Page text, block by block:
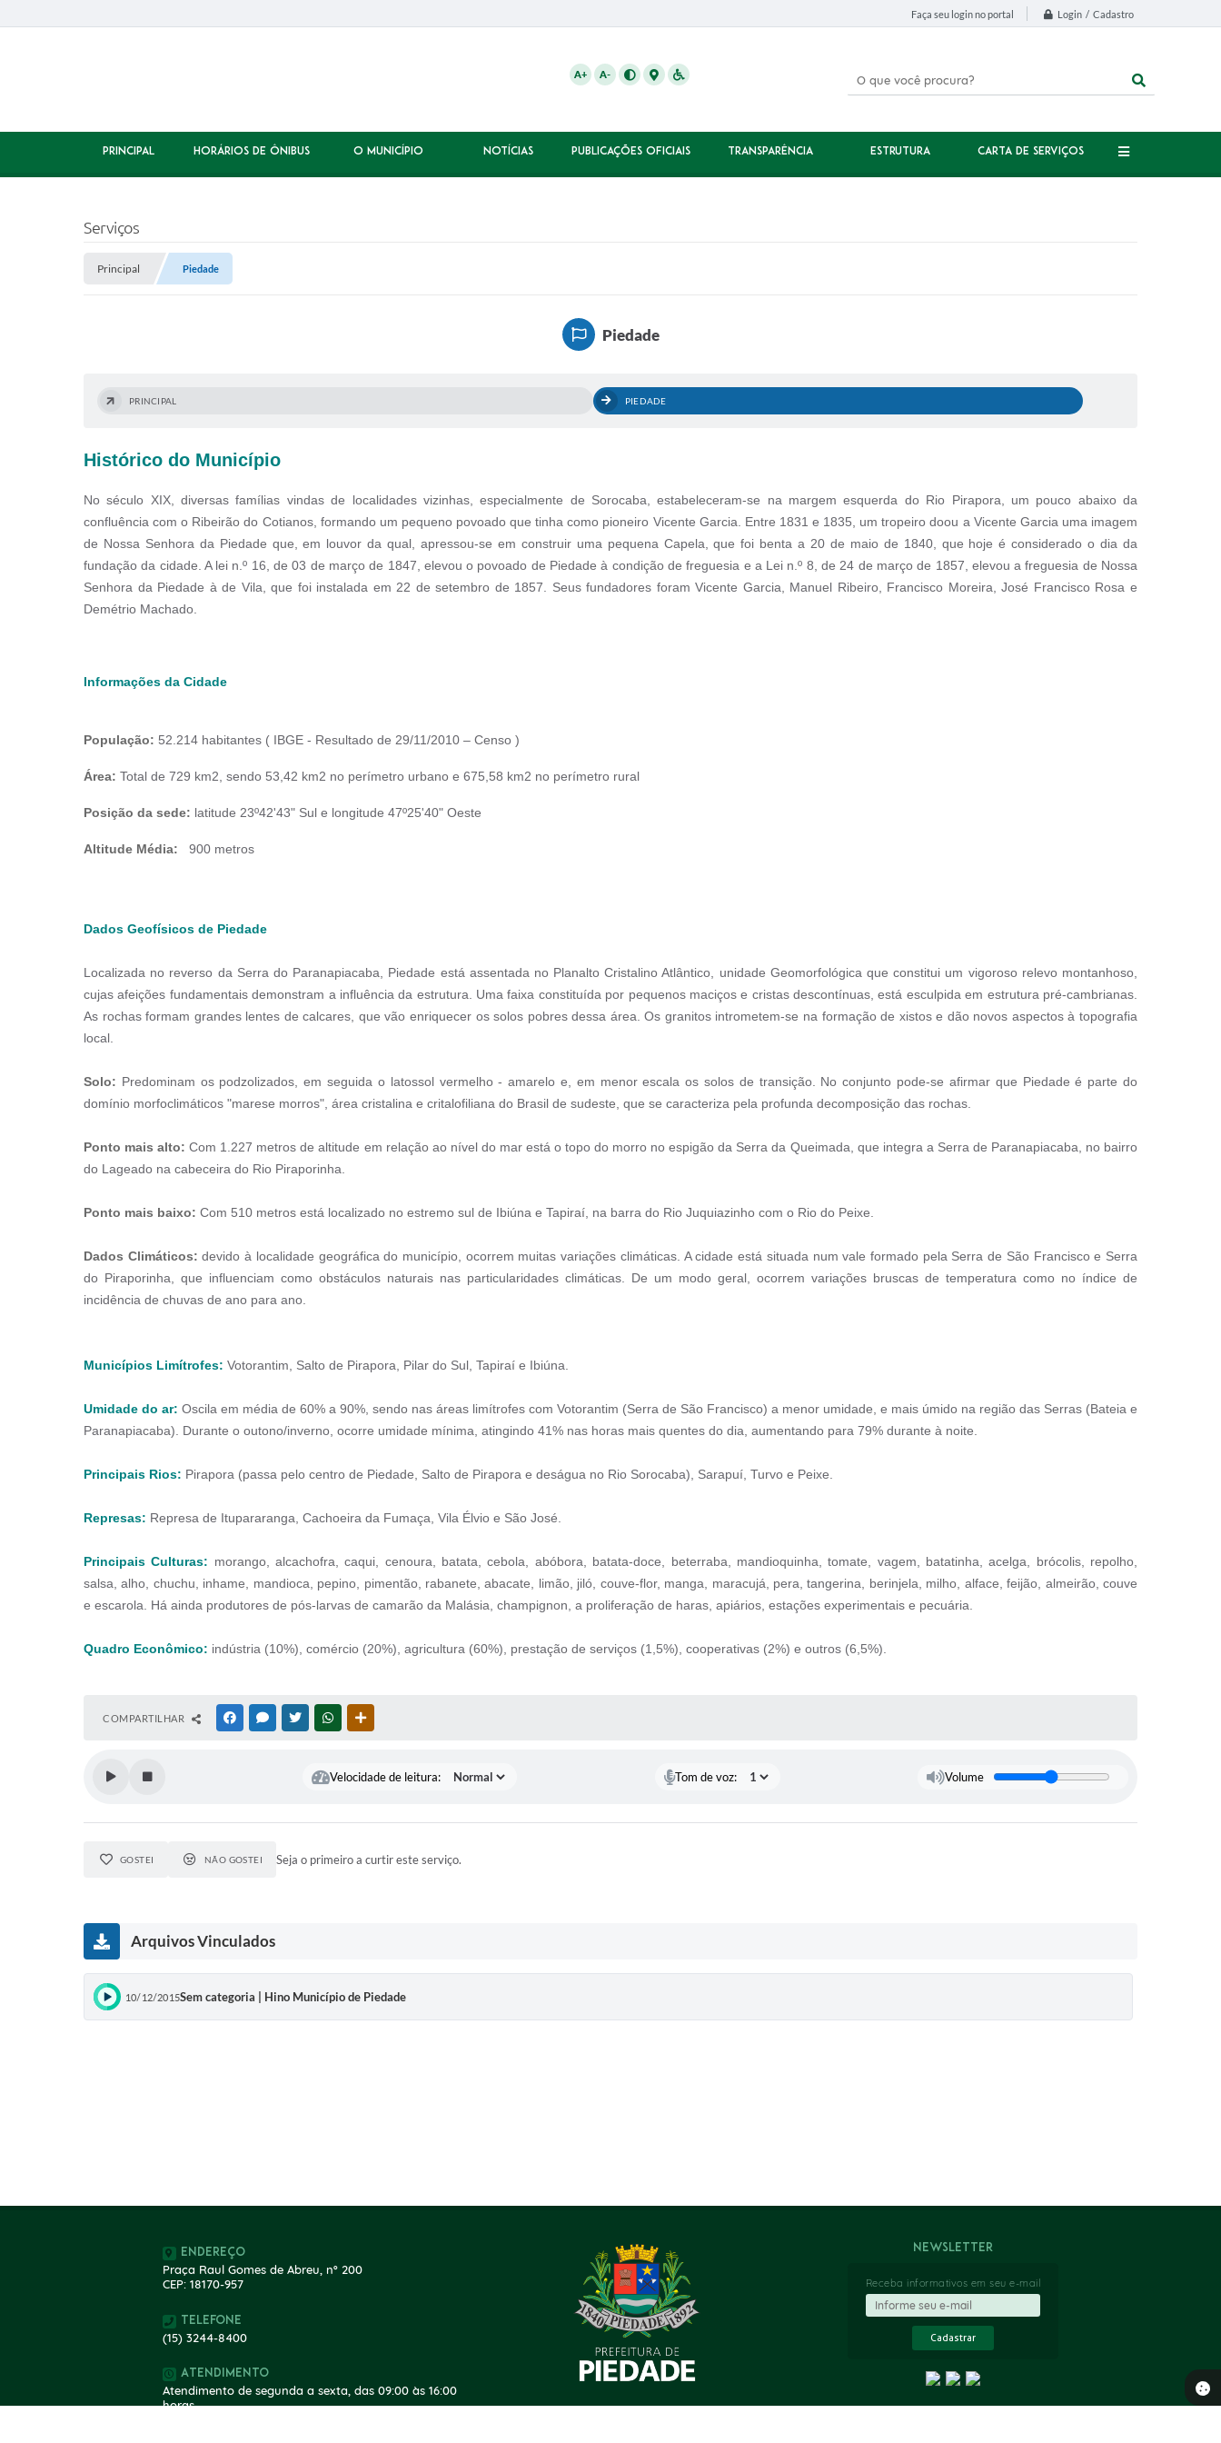
Faça seu login no portal Login / Cadastro
A+ A-
PRINCIPAL HORÁRIOS DE ÔNIBUS O MUNICÍPIO NOTÍCIAS PUBLICAÇÕES OFICIAIS TRANSPARÊNCIA ESTRUTURA CARTA DE SERVIÇOS
Serviços
Principal Piedade
Piedade
PRINCIPAL PIEDADE
Histórico do Município
No século XIX, diversas famílias vindas de localidades vizinhas, especialmente de Sorocaba, estabeleceram-se na margem esquerda do Rio Pirapora, um pouco abaixo da
confluência com o Ribeirão do Cotianos, formando um pequeno povoado que tinha como pioneiro Vicente Garcia. Entre 1831 e 1835, um tropeiro doou a Vicente Garcia uma imagem
de Nossa Senhora da Piedade que, em louvor da qual, apressou-se em construir uma pequena Capela, que foi benta a 20 de maio de 1840, que hoje é considerado o dia da
fundação da cidade. A lei n.º 16, de 03 de março de 1847, elevou o povoado de Piedade à condição de freguesia e a Lei n.º 8, de 24 de março de 1857, elevou a freguesia de Nossa
Senhora da Piedade à de Vila, que foi instalada em 22 de setembro de 1857. Seus fundadores foram Vicente Garcia, Manuel Ribeiro, Francisco Moreira, José Francisco Rosa e
Demétrio Machado.
Informações da Cidade
População: 52.214 habitantes ( IBGE - Resultado de 29/11/2010 – Censo )
Área: Total de 729 km2, sendo 53,42 km2 no perímetro urbano e 675,58 km2 no perímetro rural
Posição da sede: latitude 23º42'43" Sul e longitude 47º25'40" Oeste
Altitude Média: 900 metros
Dados Geofísicos de Piedade
Localizada no reverso da Serra do Paranapiacaba, Piedade está assentada no Planalto Cristalino Atlântico, unidade Geomorfológica que constitui um vigoroso relevo montanhoso,
cujas afeições fundamentais demonstram a influência da estrutura. Uma faixa constituída por pequenos maciços e cristas descontínuas, está esculpida em estrutura pré-cambrianas.
As rochas formam grandes lentes de calcares, que vão enriquecer os solos pobres dessa área. Os granitos intrometem-se na formação de xistos e dão novos aspectos à topografia
local.
Solo: Predominam os podzolizados, em seguida o latossol vermelho - amarelo e, em menor escala os solos de transição. No conjunto pode-se afirmar que Piedade é parte do
domínio morfoclimáticos "marese morros", área cristalina e critalofiliana do Brasil de sudeste, que se caracteriza pela profunda decomposição das rochas.
Ponto mais alto: Com 1.227 metros de altitude em relação ao nível do mar está o topo do morro no espigão da Serra da Queimada, que integra a Serra de Paranapiacaba, no bairro
do Lageado na cabeceira do Rio Piraporinha.
Ponto mais baixo: Com 510 metros está localizado no estremo sul de Ibiúna e Tapiraí, na barra do Rio Juquiazinho com o Rio do Peixe.
Dados Climáticos: devido à localidade geográfica do município, ocorrem muitas variações climáticas. A cidade está situada num vale formado pela Serra de São Francisco e Serra
do Piraporinha, que influenciam como obstáculos naturais nas particularidades climáticas. De um modo geral, ocorrem variações bruscas de temperatura como no índice de
incidência de chuvas de ano para ano.
Municípios Limítrofes: Votorantim, Salto de Pirapora, Pilar do Sul, Tapiraí e Ibiúna.
Umidade do ar: Oscila em média de 60% a 90%, sendo nas áreas limítrofes com Votorantim (Serra de São Francisco) a menor umidade, e mais úmido na região das Serras (Bateia e
Paranapiacaba). Durante o outono/inverno, ocorre umidade mínima, atingindo 41% nas horas mais quentes do dia, aumentando para 79% durante à noite.
Principais Rios: Pirapora (passa pelo centro de Piedade, Salto de Pirapora e deságua no Rio Sorocaba), Sarapuí, Turvo e Peixe.
Represas: Represa de Itupararanga, Cachoeira da Fumaça, Vila Élvio e São José.
Principais Culturas: morango, alcachofra, caqui, cenoura, batata, cebola, abóbora, batata-doce, beterraba, mandioquinha, tomate, vagem, batatinha, acelga, brócolis, repolho,
salsa, alho, chuchu, inhame, mandioca, pepino, pimentão, rabanete, abacate, limão, jiló, couve-flor, manga, maracujá, pera, tangerina, berinjela, milho, alface, feijão, almeirão, couve
e escarola. Há ainda produtores de pós-larvas de camarão da Malásia, champignon, a proliferação de haras, apiários, estações experimentais e pecuária.
Quadro Econômico: indústria (10%), comércio (20%), agricultura (60%), prestação de serviços (1,5%), cooperativas (2%) e outros (6,5%).
COMPARTILHAR FACEBOOKMESSENGER
TWITTERWHATSAPP
Velocidade de leitura: Tom de voz: Volume
GOSTEI NÃO GOSTEI Seja o primeiro a curtir este serviço.
Arquivos Vinculados
10/12/2015Sem categoria | Hino Município de Piedade
Endereço
Praça Raul Gomes de Abreu, nº 200
CEP: 18170-957
Telefone
(15) 3244-8400
Atendimento
Atendimento de segunda a sexta, das 09:00 às 16:00
horas.
Newsletter
Receba informativos em seu e-mail
Cadastrar